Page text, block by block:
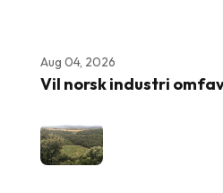
Aug 04, 2026
Vil norsk industri